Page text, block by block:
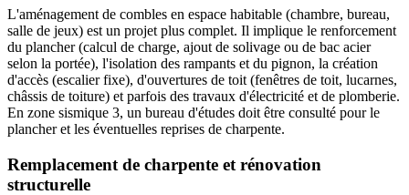
L'aménagement de combles en espace habitable (chambre, bureau,
salle de jeux) est un projet plus complet. Il implique le renforcement
du plancher (calcul de charge, ajout de solivage ou de bac acier
selon la portée), l'isolation des rampants et du pignon, la création
d'accès (escalier fixe), d'ouvertures de toit (fenêtres de toit, lucarnes,
châssis de toiture) et parfois des travaux d'électricité et de plomberie.
En zone sismique 3, un bureau d'études doit être consulté pour le
plancher et les éventuelles reprises de charpente.
Remplacement de charpente et rénovation
structurelle